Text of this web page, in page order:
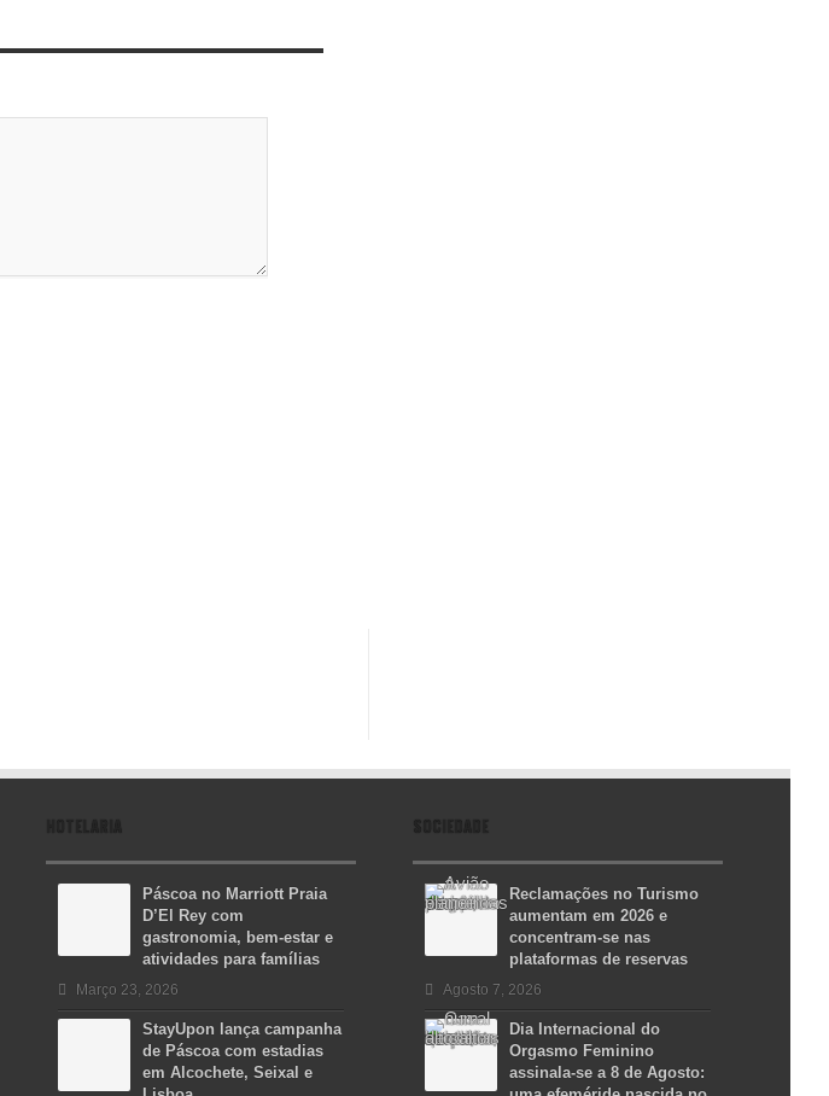
HOTELARIA
Páscoa no Marriott Praia
D’El Rey com
gastronomia, bem-estar e
atividades para famílias
Março 23, 2026
StayUpon lança campanha
de Páscoa com estadias
em Alcochete, Seixal e
SOCIEDADE
Reclamações no Turismo
aumentam em 2026 e
concentram-se nas
plataformas de reservas
Agosto 7, 2026
Dia Internacional do
Orgasmo Feminino
assinala-se a 8 de Agosto: